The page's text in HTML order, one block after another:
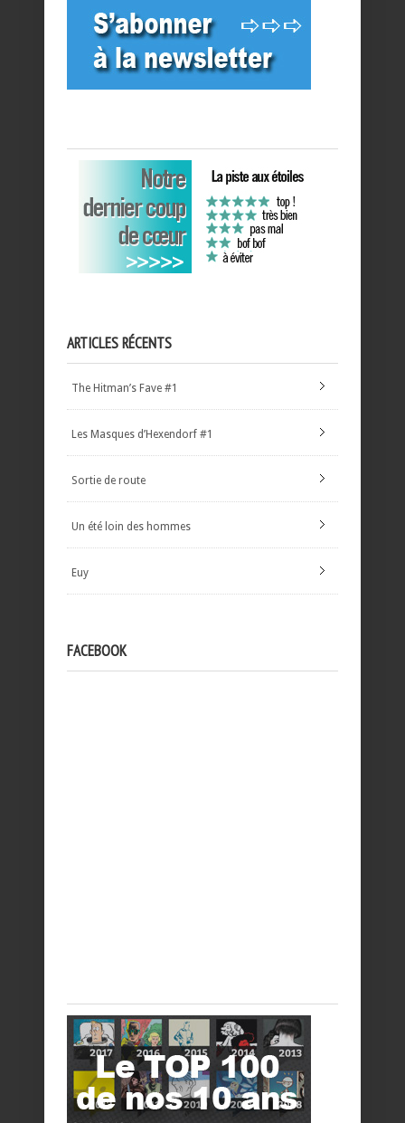
ARTICLES RÉCENTS
The Hitman’s Fave #1
Les Masques d’Hexendorf #1
Sortie de route
Un été loin des hommes
Euy
FACEBOOK